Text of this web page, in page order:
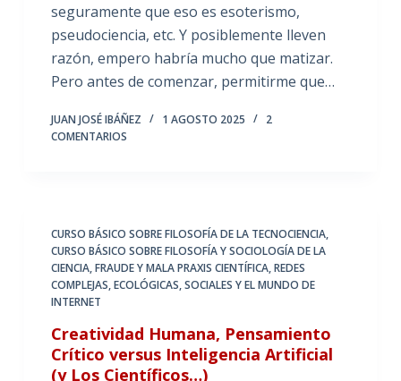
seguramente que eso es esoterismo,
pseudociencia, etc. Y posiblemente lleven
razón, empero habría mucho que matizar.
Pero antes de comenzar, permitirme que…
JUAN JOSÉ IBÁÑEZ 1 AGOSTO 2025
2
COMENTARIOS
CURSO BÁSICO SOBRE FILOSOFÍA DE LA TECNOCIENCIA,
CURSO BÁSICO SOBRE FILOSOFÍA Y SOCIOLOGÍA DE LA
CIENCIA,FRAUDE Y MALA PRAXIS CIENTÍFICA,REDES
COMPLEJAS, ECOLÓGICAS, SOCIALES Y EL MUNDO DE
INTERNET
Creatividad Humana, Pensamiento
Crítico versus Inteligencia Artificial
(y Los Científicos…)